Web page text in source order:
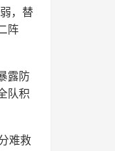
，替
阵
露防
队积
难救